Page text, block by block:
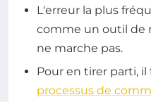
L'erreur la plus
comme un outil de
ne marche pas.
Pour en tirer parti,
processus de